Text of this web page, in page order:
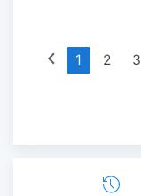
chevron_left 1 2 3